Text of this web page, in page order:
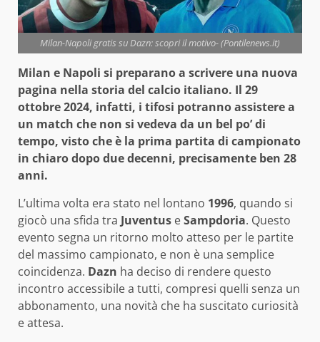
Milan-Napoli gratis su Dazn: scopri il motivo- (Pontilenews.it)
Milan e Napoli si preparano a scrivere una nuova
pagina nella storia del calcio italiano. Il 29
ottobre 2024, infatti, i tifosi potranno assistere a
un match che non si vedeva da un bel po’ di
tempo, visto che è la prima partita di campionato
in chiaro dopo due decenni, precisamente ben 28
anni.
L’ultima volta era stato nel lontano 1996, quando si
giocò una sfida tra Juventus eSampdoria. Questo
evento segna un ritorno molto atteso per le partite
del massimo campionato, e non è una semplice
coincidenza. Dazn ha deciso di rendere questo
incontro accessibile a tutti, compresi quelli senza un
abbonamento, una novità che ha suscitato curiosità
e attesa.